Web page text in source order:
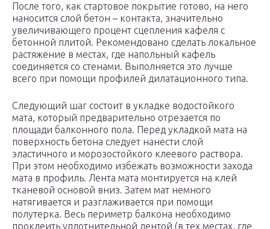
После того, как стартовое покрытие готово, на него
наносится слой бетон – контакта, значительно
увеличивающего процент сцепления кафеля с
бетонной плитой. Рекомендовано сделать локальное
растяжение в местах, где напольный кафель
соединяется со стенами. Выполняется это лучше
всего при помощи профилей дилатационного типа.
Следующий шаг состоит в укладке водостойкого
мата, который предварительно отрезается по
площади балконного пола. Перед укладкой мата на
поверхность бетона следует нанести слой
эластичного и морозостойкого клеевого раствора.
При этом необходимо избежать возможности захода
мата в профиль. Лента мата монтируется на клей
тканевой основой вниз. Затем мат немного
натягивается и разглаживается при помощи
полутерка. Весь периметр балкона необходимо
проклеить уплотнительной лентой (в тех местах, где